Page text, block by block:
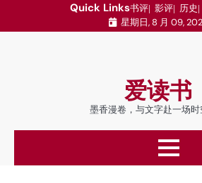
Quick Links书评 影评 历史
星期日, 8 月 09,
爱读书
墨香漫卷，与文字赴一场时